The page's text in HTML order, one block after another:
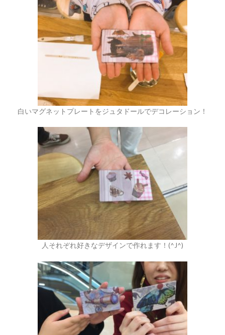
白いマグネットプレートをジュタドールでデコレーション！
人それぞれ好きなデザインで作れます！(^J^)